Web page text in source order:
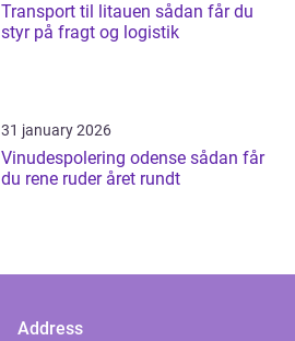
Transport til litauen sådan får du
styr på fragt og logistik
31 january 2026
Vinudespolering odense sådan får
du rene ruder året rundt
Address